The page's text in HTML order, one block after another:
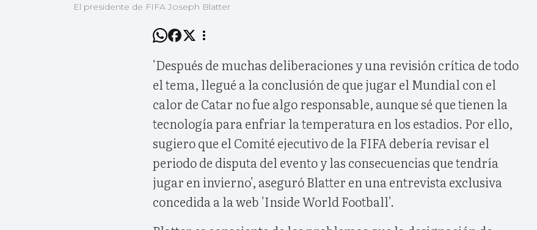
El presidente de FIFA Joseph Blatter
'Después de muchas deliberaciones y una revisión crítica de todo
el tema, llegué a la conclusión de que jugar el Mundial con el
calor de Catar no fue algo responsable, aunque sé que tienen la
tecnología para enfriar la temperatura en los estadios. Por ello,
sugiero que el Comité ejecutivo de la FIFA debería revisar el
periodo de disputa del evento y las consecuencias que tendría
jugar en invierno', aseguró Blatter en una entrevista exclusiva
concedida a la web 'Inside World Football'.